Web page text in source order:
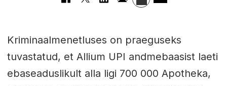
Kriminaalmenetluses on praeguseks
tuvastatud, et Allium UPI andmebaasist laeti
ebaseaduslikult alla ligi 700 000 Apotheka,